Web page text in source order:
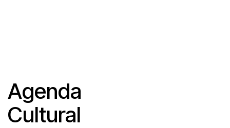
Agenda
Cultural